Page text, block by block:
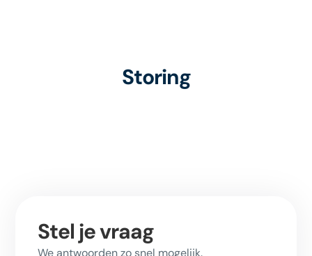
Storing
Stel je vraag
We antwoorden zo snel mogelijk.